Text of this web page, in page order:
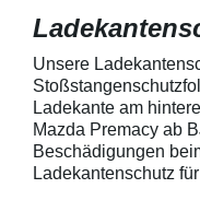
mechanische
150
Lack in der
unschönen
Fingenägel
bestmöglichem
Unsere
Ladekante am
Mazda Premacy ab
Beschädigungen
Ladekantenschutz